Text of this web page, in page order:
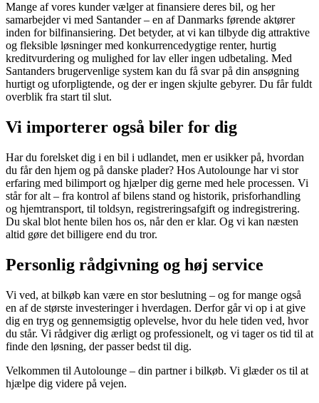
Mange af vores kunder vælger at finansiere deres bil, og her
samarbejder vi med Santander – en af Danmarks førende aktører
inden for bilfinansiering. Det betyder, at vi kan tilbyde dig attraktive
og fleksible løsninger med konkurrencedygtige renter, hurtig
kreditvurdering og mulighed for lav eller ingen udbetaling. Med
Santanders brugervenlige system kan du få svar på din ansøgning
hurtigt og uforpligtende, og der er ingen skjulte gebyrer. Du får fuldt
overblik fra start til slut.
Vi importerer også biler for dig
Har du forelsket dig i en bil i udlandet, men er usikker på, hvordan
du får den hjem og på danske plader? Hos Autolounge har vi stor
erfaring med bilimport og hjælper dig gerne med hele processen. Vi
står for alt – fra kontrol af bilens stand og historik, prisforhandling
og hjemtransport, til toldsyn, registreringsafgift og indregistrering.
Du skal blot hente bilen hos os, når den er klar. Og vi kan næsten
altid gøre det billigere end du tror.
Personlig rådgivning og høj service
Vi ved, at bilkøb kan være en stor beslutning – og for mange også
en af de største investeringer i hverdagen. Derfor går vi op i at give
dig en tryg og gennemsigtig oplevelse, hvor du hele tiden ved, hvor
du står. Vi rådgiver dig ærligt og professionelt, og vi tager os tid til at
finde den løsning, der passer bedst til dig.
Velkommen til Autolounge – din partner i bilkøb. Vi glæder os til at
hjælpe dig videre på vejen.